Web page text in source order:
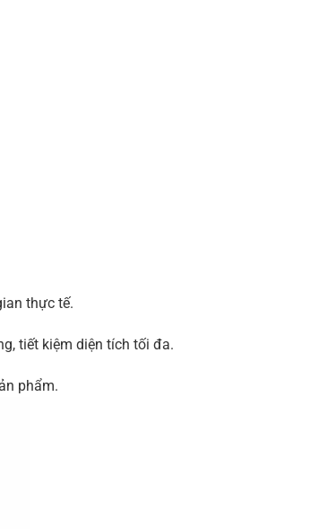
thực tế.
tiết kiệm diện tích tối đa.
phẩm.